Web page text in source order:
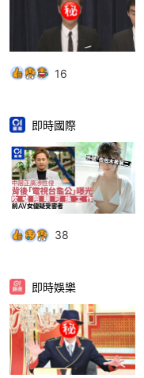
16
即時國際
38
即時娛樂